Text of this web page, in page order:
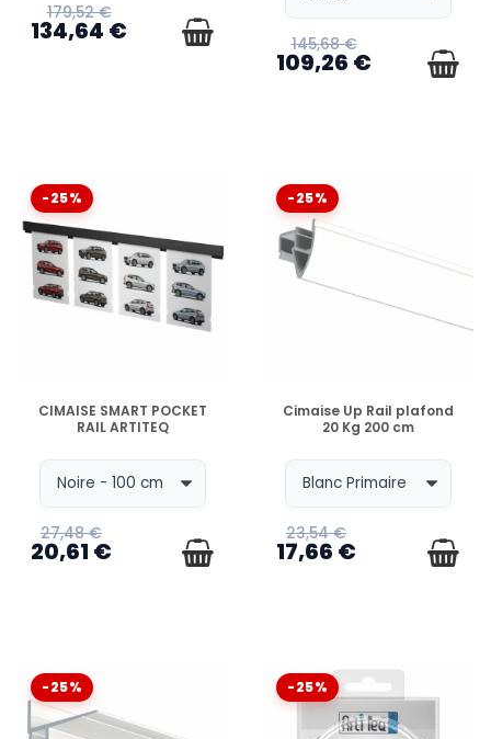
179,52 €
134,64 € 145,68 €
109,26 €
-25%
EN STOCK
CIMAISE SMART POCKET
RAIL ARTITEQ
27,48 €
20,61 €
-25%
EN STOCK
Cimaise Up Rail plafond
20 Kg 200 cm
23,54 €
17,66 €
-25% -25%